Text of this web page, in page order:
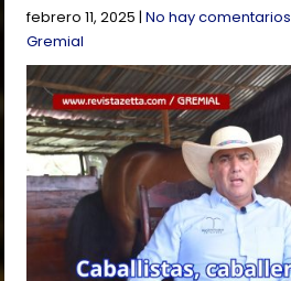
febrero 11, 2025 |No hay comentarios
Gremial